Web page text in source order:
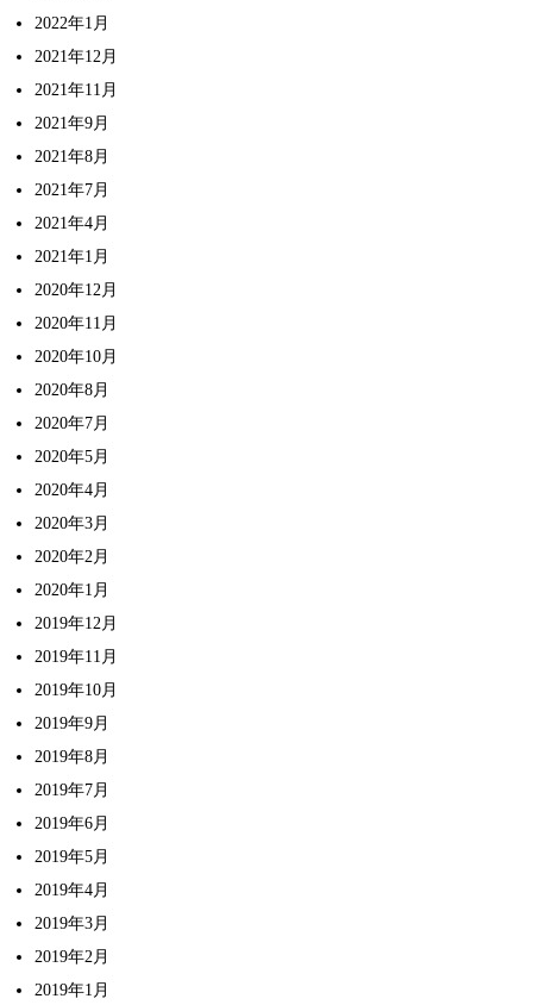
2022年1月
2021年12月
2021年11月
2021年9月
2021年8月
2021年7月
2021年4月
2021年1月
2020年12月
2020年11月
2020年10月
2020年8月
2020年7月
2020年5月
2020年4月
2020年3月
2020年2月
2020年1月
2019年12月
2019年11月
2019年10月
2019年9月
2019年8月
2019年7月
2019年6月
2019年5月
2019年4月
2019年3月
2019年2月
2019年1月